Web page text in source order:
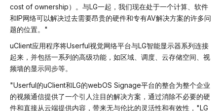
cost of ownership）。与LG一起，我们现在处于一个计算、软件
和IP网络可以解决过去需要昂贵的硬件和专有AV解决方案的许多问
题的位置。"
uClient应用程序将Userful视觉网络平台与LG智能显示器系列连接
起来，并包括一系列的高级功能，如区域、调度、云存储空间、视
频墙的显示同步等。
"Userful的uClient和LG的webOS Signage平台的整合为整个企业
的视频通信提供了一个引人注目的解决方案，通过消除不必要的硬
件和直接从云端提供内容，带来无与伦比的灵活性和有效性，"LG